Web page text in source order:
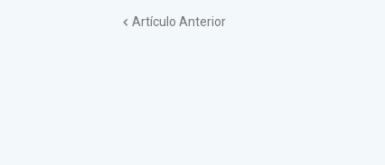
Artículo Anterior